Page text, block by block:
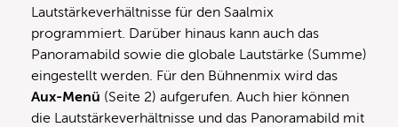
Lautstärkeverhältnisse für den Saalmix
programmiert. Darüber hinaus kann auch das
Panoramabild sowie die globale Lautstärke (Summe)
eingestellt werden. Für den Bühnenmix wird das
Aux-Menü (Seite 2) aufgerufen. Auch hier können
die Lautstärkeverhältnisse und das Panoramabild mit